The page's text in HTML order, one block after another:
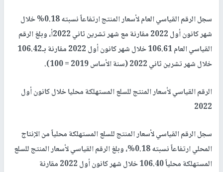
سجل الرقم القياسي العام لأسعار المنتج ارتفاعاً نسبته 0.18% خلال
شهر كانون أول 2022 مقارنة مع شهر تشرين ثاني 2022أ، وبلغ الرقم
القياسي العام 106.61 خلال شهر كانون أول 2022 مقارنة بـ106.42
خلال شهر تشرين ثاني 2022 (سنة الأساس 2019 = 100).
الرقم القياسي لأسعار المنتج للسلع المستهلكة محليا خلال كانون أول
2022
سجل الرقم القياسي لأسعار المنتج للسلع المستهلكة محلياً من الإنتاج
المحلي ارتفاعاً نسبته 0.18%، وبلغ الرقم القياسي لأسعار المنتج للسلع
المستهلكة محلياً 106.40 خلال شهر كانون أول 2022 مقارنة